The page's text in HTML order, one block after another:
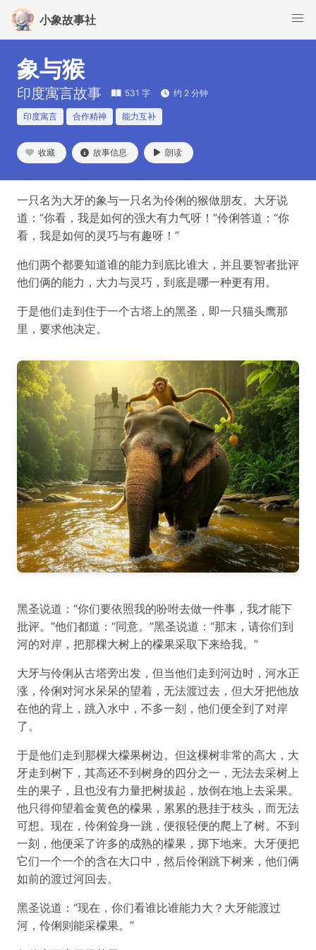
小象故事社
象与猴
印度寓言故事 531 字 约 2 分钟
印度寓言 合作精神 能力互补
收藏 故事信息 朗读
一只名为大牙的象与一只名为伶俐的猴做朋友。大牙说
道：“你看，我是如何的强大有力气呀！”伶俐答道：“你
看，我是如何的灵巧与有趣呀！”
他们两个都要知道谁的能力到底比谁大，并且要智者批评
他们俩的能力，大力与灵巧，到底是哪一种更有用。
于是他们走到住于一个古塔上的黑圣，即一只猫头鹰那
里，要求他决定。
黑圣说道：“你们要依照我的吩咐去做一件事，我才能下
批评。”他们都道：“同意。”黑圣说道：“那末，请你们到
河的对岸，把那棵大树上的檬果采取下来给我。”
大牙与伶俐从古塔旁出发，但当他们走到河边时，河水正
涨，伶俐对河水呆呆的望着，无法渡过去，但大牙把他放
在他的背上，跳入水中，不多一刻，他们便全到了对岸
了。
于是他们走到那棵大檬果树边。但这棵树非常的高大，大
牙走到树下，其高还不到树身的四分之一，无法去采树上
生的果子，且也没有力量把树拔起，放倒在地上去采果。
他只得仰望着金黄色的檬果，累累的悬挂于枝头，而无法
可想。现在，伶俐耸身一跳，便很轻便的爬上了树。不到
一刻，他便采了许多的成熟的檬果，掷下地来。大牙便把
它们一个一个的含在大口中，然后伶俐跳下树来，他们俩
如前的渡过河回去。
黑圣说道：“现在，你们看谁比谁能力大？大牙能渡过
河，伶俐则能采檬果。”